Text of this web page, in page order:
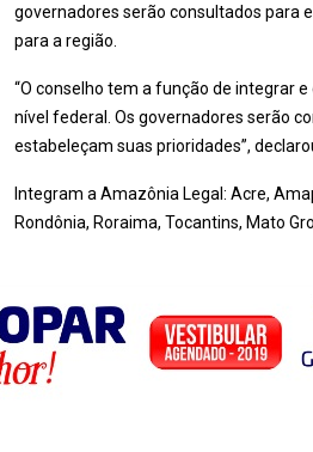
governadores serão consultados para
para a região.
“O conselho tem a função de integrar
nível federal. Os governadores serão
estabeleçam suas prioridades”,
Integram a Amazônia Legal: Acre,
Rondônia, Roraima, Tocantins, Mato